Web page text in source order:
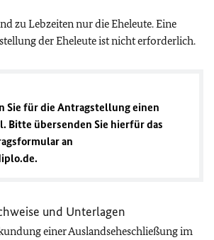
zu Lebzeiten nur die Eheleute. Eine
der Eheleute ist nicht erforderlich.
Sie für die Antragstellung einen
Bitte übersenden Sie hierfür das
an
und Unterlagen
einer Auslandseheschließung im